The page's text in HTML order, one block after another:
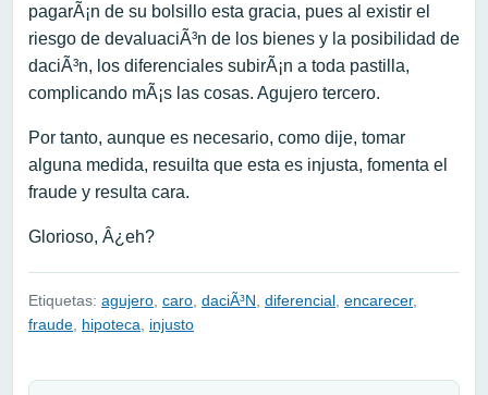
pagarÃ¡n de su bolsillo esta gracia, pues al existir el
riesgo de devaluaciÃ³n de los bienes y la posibilidad de
daciÃ³n, los diferenciales subirÃ¡n a toda pastilla,
complicando mÃ¡s las cosas. Agujero tercero.
Por tanto, aunque es necesario, como dije, tomar
alguna medida, resuilta que esta es injusta, fomenta el
fraude y resulta cara.
Glorioso, Â¿eh?
Etiquetas: agujero caro daciÃ³N diferencial encarecer,
fraude hipoteca injusto